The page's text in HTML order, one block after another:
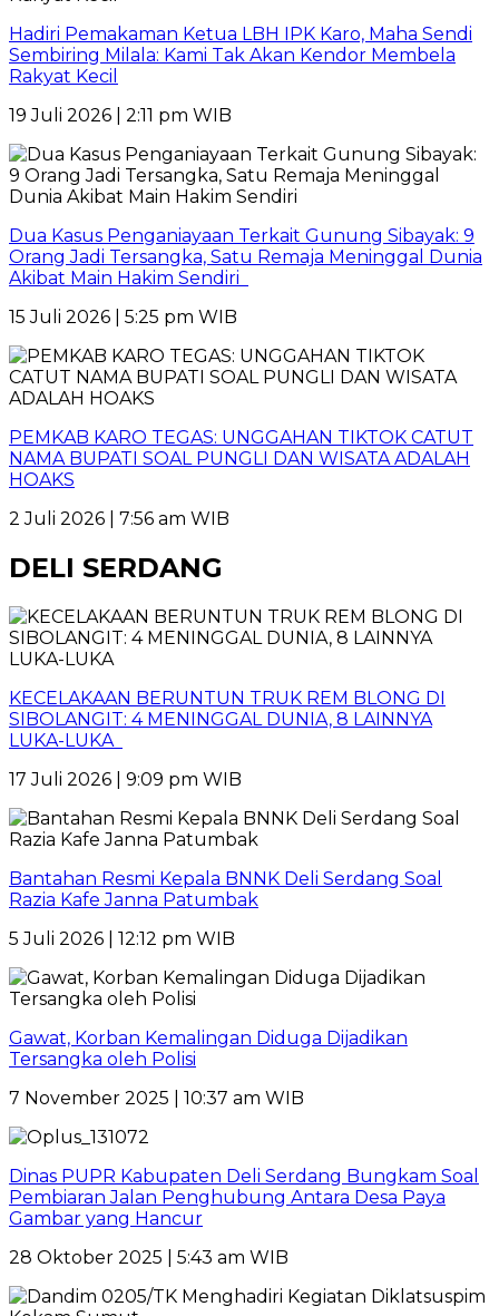
Hadiri Pemakaman Ketua LBH IPK Karo, Maha Sendi
Sembiring Milala: Kami Tak Akan Kendor Membela
Rakyat Kecil
19 Juli 2026 | 2:11 pm WIB
Dua Kasus Penganiayaan Terkait Gunung Sibayak: 9
Orang Jadi Tersangka, Satu Remaja Meninggal Dunia
Akibat Main Hakim Sendiri
15 Juli 2026 | 5:25 pm WIB
PEMKAB KARO TEGAS: UNGGAHAN TIKTOK CATUT
NAMA BUPATI SOAL PUNGLI DAN WISATA ADALAH
HOAKS
2 Juli 2026 | 7:56 am WIB
DELI SERDANG
KECELAKAAN BERUNTUN TRUK REM BLONG DI
SIBOLANGIT: 4 MENINGGAL DUNIA, 8 LAINNYA
LUKA-LUKA
17 Juli 2026 | 9:09 pm WIB
Bantahan Resmi Kepala BNNK Deli Serdang Soal
Razia Kafe Janna Patumbak
5 Juli 2026 | 12:12 pm WIB
Gawat, Korban Kemalingan Diduga Dijadikan
Tersangka oleh Polisi
7 November 2025 | 10:37 am WIB
Dinas PUPR Kabupaten Deli Serdang Bungkam Soal
Pembiaran Jalan Penghubung Antara Desa Paya
Gambar yang Hancur
28 Oktober 2025 | 5:43 am WIB